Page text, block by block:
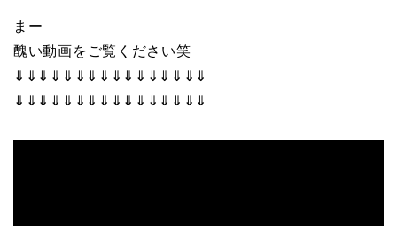
まー
醜い動画をご覧ください笑
⇓⇓⇓⇓⇓⇓⇓⇓⇓⇓⇓⇓⇓⇓⇓⇓
⇓⇓⇓⇓⇓⇓⇓⇓⇓⇓⇓⇓⇓⇓⇓⇓